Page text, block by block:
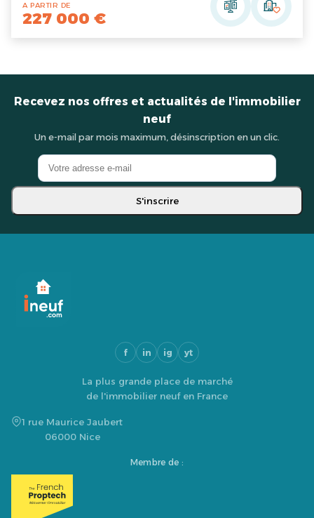
A PARTIR DE
227 000 €
Recevez nos offres et actualités de l'immobilier
neuf
Un e-mail par mois maximum, désinscription en un clic.
S'inscrire
f in ig yt
La plus grande place de marché
de l'immobilier neuf en France
1 rue Maurice Jaubert
06000 Nice
Membre de :